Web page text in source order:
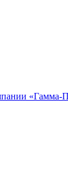
«Гамма-